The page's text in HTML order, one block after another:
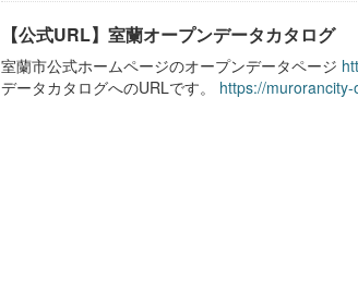
【公式URL】室蘭オープンデータカタログ
室蘭市公式ホームページのオープンデータページ
データカタログへのURLです。 https://